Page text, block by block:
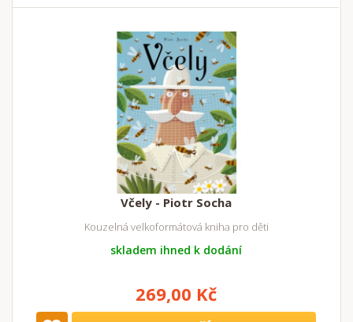
Včely - Piotr Socha
Kouzelná velkoformátová kniha pro děti
skladem ihned k dodání
269,00 Kč